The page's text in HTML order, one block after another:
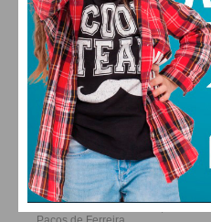
FARMACIAS DE
FERREIRA